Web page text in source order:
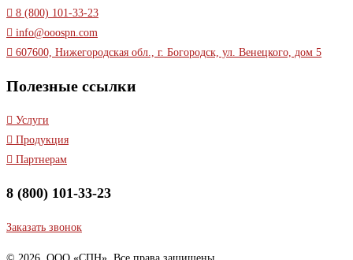
8 (800) 101-33-23
info@ooospn.com
607600, Нижегородская обл., г. Богородск, ул. Венецкого, дом 5
Полезные ссылки
Услуги
Продукция
Партнерам
8 (800) 101-33-23
Заказать звонок